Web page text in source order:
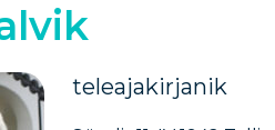
teleajakirjanik